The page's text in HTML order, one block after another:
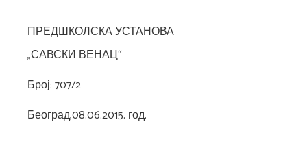
ПРЕДШКОЛСКА УСТАНОВА
„САВСКИ ВЕНАЦ“
Број: 707/2
Београд,08.06.2015. год.